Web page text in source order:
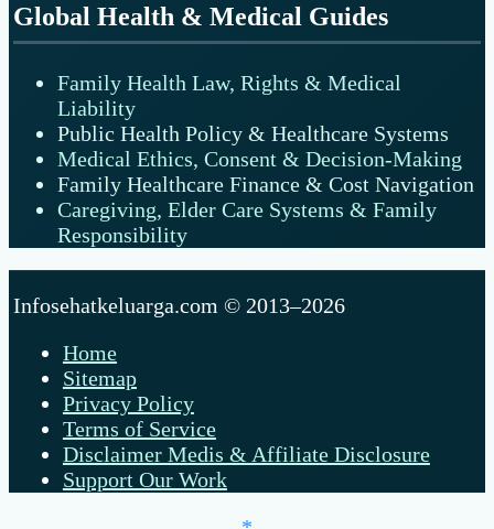
Global Health & Medical Guides
Family Health Law, Rights & Medical
Liability
Public Health Policy & Healthcare Systems
Medical Ethics, Consent & Decision-Making
Family Healthcare Finance & Cost Navigation
Caregiving, Elder Care Systems & Family
Responsibility
Infosehatkeluarga.com © 2013–2026
Home
Sitemap
Privacy Policy
Terms of Service
Disclaimer Medis & Affiliate Disclosure
Support Our Work